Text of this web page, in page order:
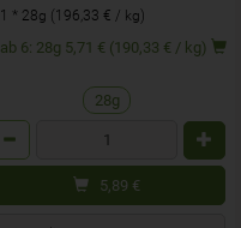
1 * 28g (196,33 € / kg)
ab 6: 28g 5,71 € (190,33 € / kg)
28g
5,89 €